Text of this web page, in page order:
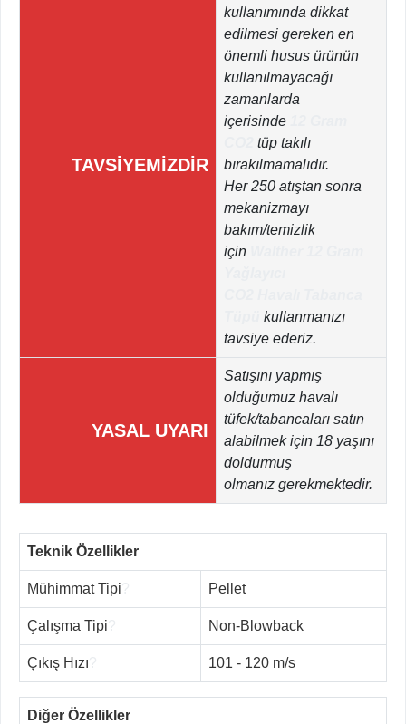
TAVSİYEMİZDİR
kullanımında dikkat
edilmesi gereken en
önemli husus ürünün
kullanılmayacağı
zamanlarda
içerisinde
tüp takılı
bırakılmamalıdır.
Her 250 atıştan sonra
mekanizmayı
bakım/temizlik
için
kullanmanızı
tavsiye ederiz.
YASAL UYARI
Satışını yapmış
olduğumuz havalı
tüfek/tabancaları satın
alabilmek için 18 yaşını
doldurmuş
olmanız gerekmektedir.
Teknik Özellikler
Mühimmat Tipi Pellet
Çalışma Tipi Non-Blowback
Çıkış Hızı 101 - 120 m/s
Diğer Özellikler